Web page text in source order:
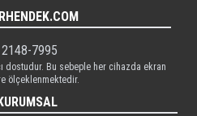
7995
dostudur. Bu sebeple her cihazda ekran
ölçeklenmektedir.